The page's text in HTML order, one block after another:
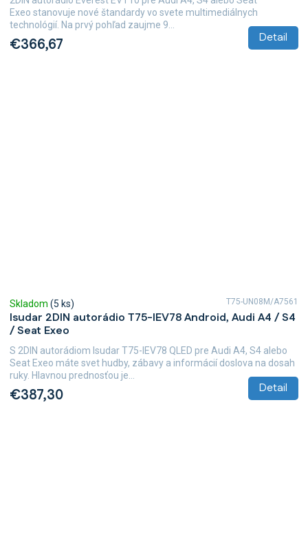
€366,67 Detail
Exeo stanovuje nové štandardy vo svete multimediálnych
technológií. Na prvý pohľad zaujme 9...
Isudar 2DIN autorádio T75-IEV78 Android, Audi A4 / S4
/ Seat Exeo
Skladom (5 ks)
€387,30 Detail
S 2DIN autorádiom Isudar T75-IEV78 QLED pre Audi A4, S4 alebo
Seat Exeo máte svet hudby, zábavy a informácií doslova na dosah
ruky. Hlavnou prednosťou je...
T75-UN08M/A7561